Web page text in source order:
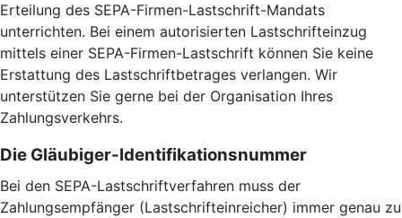
Erteilung des SEPA-Firmen-Lastschrift-Mandats
unterrichten. Bei einem autorisierten Lastschrifteinzug
mittels einer SEPA-Firmen-Lastschrift können Sie keine
Erstattung des Lastschriftbetrages verlangen. Wir
unterstützen Sie gerne bei der Organisation Ihres
Zahlungsverkehrs.
Die Gläubiger-Identifikationsnummer
Bei den SEPA-Lastschriftverfahren muss der
Zahlungsempfänger (Lastschrifteinreicher) immer genau zu